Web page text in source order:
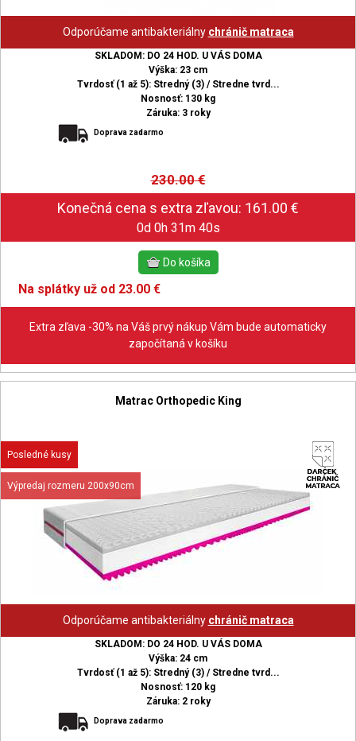
Odporúčame antibakteriálny chránič matraca
SKLADOM: DO 24 HOD. U VÁS DOMA
Výška: 23 cm
Tvrdosť (1 až 5): Stredný (3) / Stredne tvrd...
Nosnosť: 130 kg
Záruka: 3 roky
Doprava zadarmo
230.00€
0d 0h 31m 39s
Na splátky už od 23.00 €
Extra zľava -30% na Váš prvý nákup Vám bude automaticky
započítaná v košíku
Matrac Orthopedic King
Posledné kusy
Výpredaj rozmeru 200x90cm
Odporúčame antibakteriálny chránič matraca
SKLADOM: DO 24 HOD. U VÁS DOMA
Výška: 24 cm
Tvrdosť (1 až 5): Stredný (3) / Stredne tvrd...
Nosnosť: 120 kg
Záruka: 2 roky
Doprava zadarmo